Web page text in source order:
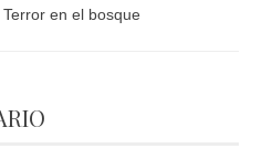
en el bosque